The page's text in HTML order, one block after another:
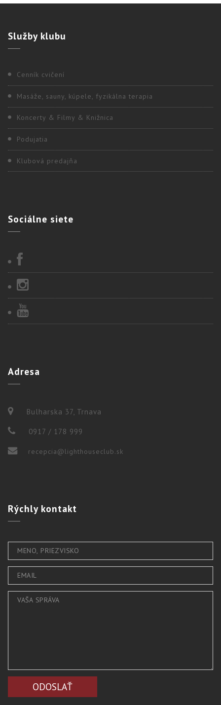
Službyklubu
Cenník cvičení
Masáže, sauny, kúpele, fyzikálna terapia
Koncerty & Filmy & Knižnica
Podujatia
Klubová predajňa
Sociálne siete
Adresa
Bulharska 37, Trnava
0917 / 178 999
recepcia@lighthouseclub.sk
Rýchlykontakt